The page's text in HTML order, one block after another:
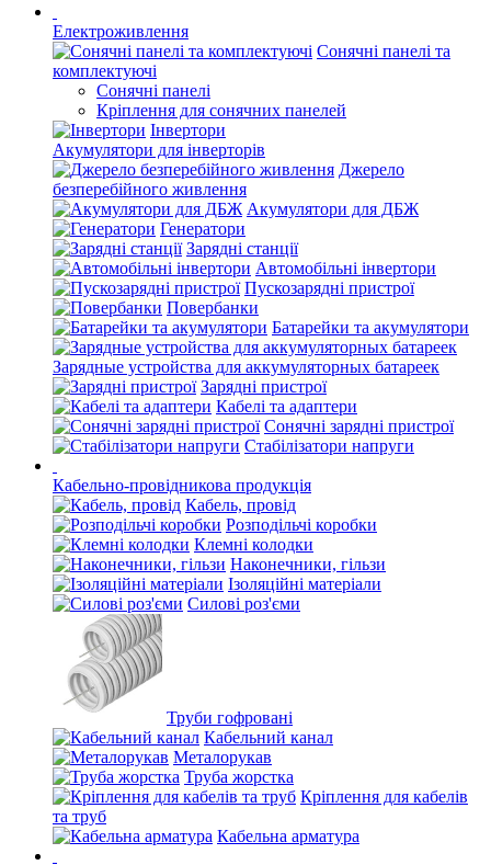
Електроживлення
Сонячні панелі та
комплектуючі
Сонячні панелі
Кріплення для сонячних панелей
Інвертори
Акумулятори для інверторів
Джерело
безперебійного живлення
Акумулятори для ДБЖ
Генератори
Зарядні станції
Автомобільні інвертори
Пускозарядні пристрої
Повербанки
Батарейки та акумулятори
Зарядные устройства для аккумуляторных батареек
Зарядні пристрої
Кабелі та адаптери
Сонячні зарядні пристрої
Стабілізатори напруги
Кабельно-провідникова продукція
Кабель, провід
Розподільчі коробки
Клемні колодки
Наконечники, гільзи
Ізоляційні матеріали
Силові роз'єми
Труби гофровані
Кабельний канал
Металорукав
Труба жорстка
Кріплення для кабелів
та труб
Кабельна арматура